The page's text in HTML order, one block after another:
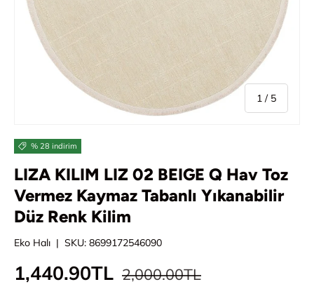
1 / /5
% 28 indirim
LIZA KILIM LIZ 02 BEIGE Q Hav Toz
Vermez Kaymaz Tabanlı Yıkanabilir
Düz Renk Kilim
Eko Halı | SKU: 8699172546090
İndirimli fiyat
1,440.90TL Normal fiyat
2,000.00TL